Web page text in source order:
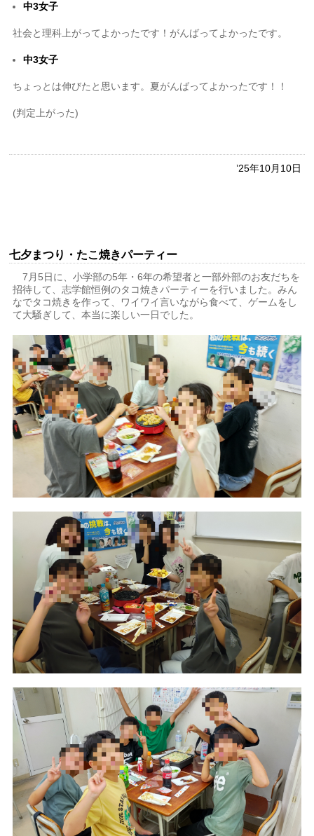
中3女子
社会と理科上がってよかったです！がんばってよかったです。
中3女子
ちょっとは伸びたと思います。夏がんばってよかったです！！
(判定上がった)
’25年10月10日
七夕まつり・たこ焼きパーティー
7月5日に、小学部の5年・6年の希望者と一部外部のお友だちを
招待して、志学館恒例のタコ焼きパーティーを行いました。みん
なでタコ焼きを作って、ワイワイ言いながら食べて、ゲームをし
て大騒ぎして、本当に楽しい一日でした。